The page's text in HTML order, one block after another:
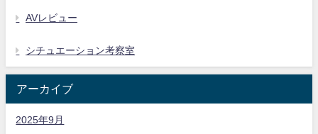
AVレビュー
シチュエーション考察室
アーカイブ
2025年9月